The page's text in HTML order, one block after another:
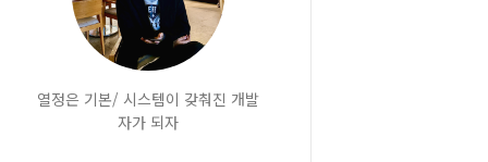
열정은 기본/ 시스템이 갖춰진 개발
자가 되자